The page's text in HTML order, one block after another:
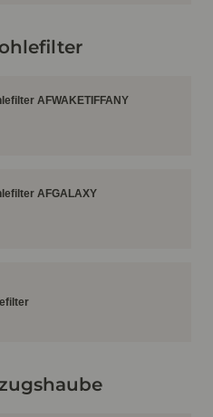
AFWAKETIFFANY
AFGALAXY